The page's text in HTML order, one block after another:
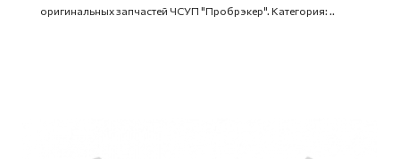
оригинальных запчастей ЧСУП "Пробрэкер". Категория: ..